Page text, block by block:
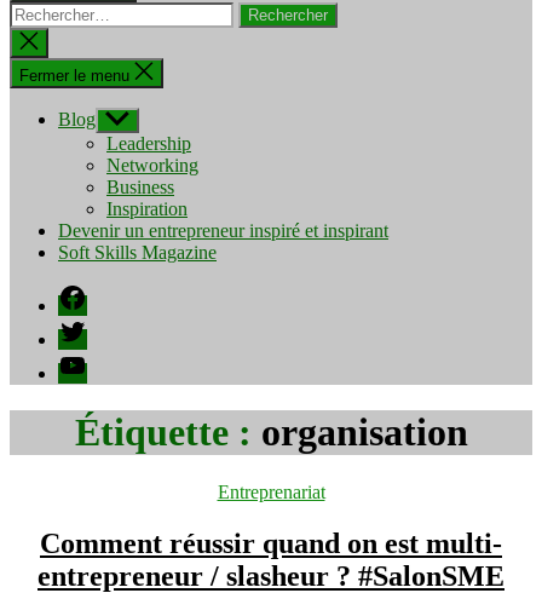
Rechercher :
Fermer
la
recherche
Fermer le menu
Blog Afficher
le
sous-
menu
Leadership
Networking
Business
Inspiration
Devenir un entrepreneur inspiré et inspirant
Soft Skills Magazine
Facebook
Twitter
YouTube
Étiquette : organisation
Catégories
Entreprenariat
Comment réussir quand on est multi-
entrepreneur / slasheur ? #SalonSME